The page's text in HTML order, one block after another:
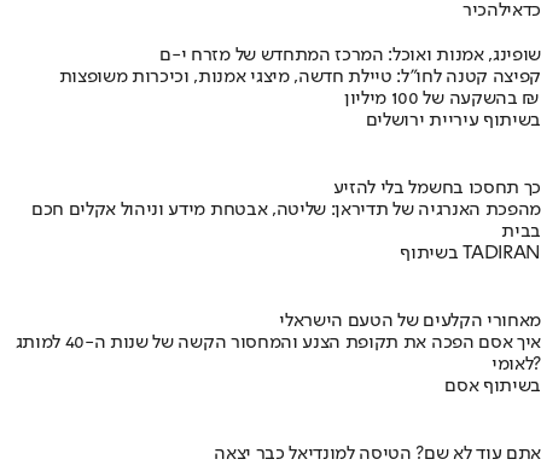
כדאילהכיר
שופינג, אמנות ואוכל: המרכז המתחדש של מזרח י-ם
קפיצה קטנה לחו"ל: טיילת חדשה, מיצגי אמנות, וכיכרות משופצות
בהשקעה של 100 מיליון ₪
בשיתוף עיריית ירושלים
כך תחסכו בחשמל בלי להזיע
מהפכת האנרגיה של תדיראן: שליטה, אבטחת מידע וניהול אקלים חכם
בבית
בשיתוף TADIRAN
מאחורי הקלעים של הטעם הישראלי
איך אסם הפכה את תקופת הצנע והמחסור הקשה של שנות ה-40 למותג
לאומי?
בשיתוף אסם
אתם עוד לא שם? הטיסה למונדיאל כבר יצאה